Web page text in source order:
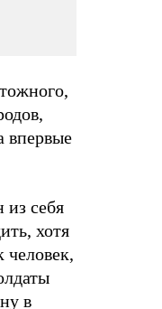
впервые
из себя
хотя
в